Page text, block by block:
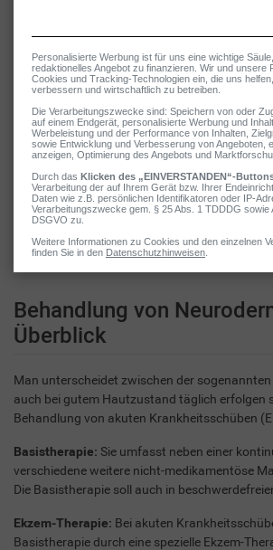
Trockene und empfindliche
Behandlung von
Überblick
Man unterscheidet zwischen der
auch bei gutem Hautzustand täglich erfolgen
Behandlung von akuten Krankheitsschüben
Basistherapie: Sie umfasst neben einer
verschiedene weitere nicht-medikamentöse
Die Basistherapie soll auch in
Ekzem-Therapie: Bei akuten
Basistherapie durch eine spezielle Ekzem-